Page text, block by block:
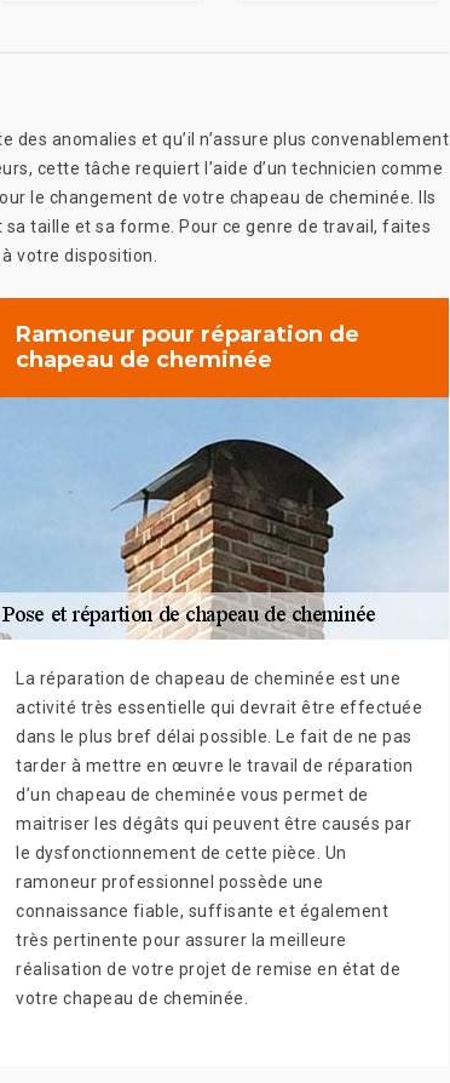
anomalies et qu’il n’assure plus convenablement
cette tâche requiert l’aide d’un technicien comme
le changement de votre chapeau de cheminée. Ils
taille et sa forme. Pour ce genre de travail, faites
votre disposition.
Ramoneur pour réparation de
chapeau de cheminée
La réparation de chapeau de cheminée est une
activité très essentielle qui devrait être effectuée
dans le plus bref délai possible. Le fait de ne pas
tarder à mettre en œuvre le travail de réparation
d’un chapeau de cheminée vous permet de
maitriser les dégâts qui peuvent être causés par
le dysfonctionnement de cette pièce. Un
ramoneur professionnel possède une
connaissance fiable, suffisante et également
très pertinente pour assurer la meilleure
réalisation de votre projet de remise en état de
votre chapeau de cheminée.